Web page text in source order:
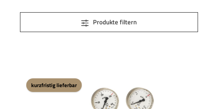
Produkte filtern
kurzfristig lieferbar